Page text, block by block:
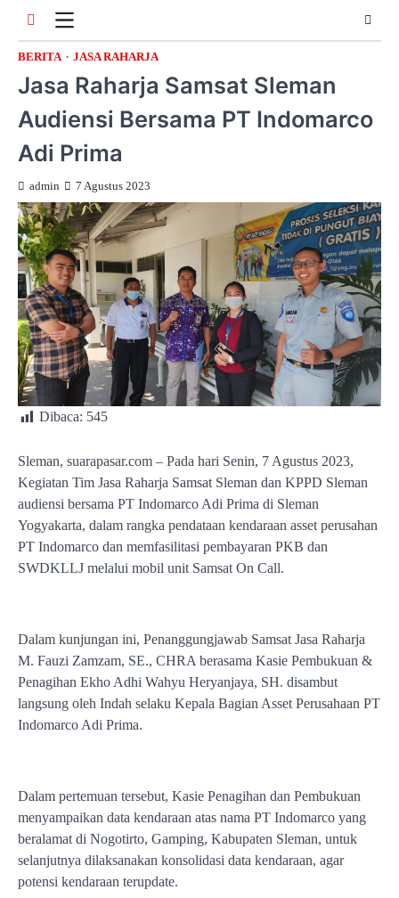
contentBERITA JASA RAHARJA
Jasa Raharja Samsat Sleman
Audiensi Bersama PT Indomarco
Adi Prima
admin 7 Agustus 2023
Dibaca: 545
Sleman, suarapasar.com – Pada hari Senin, 7 Agustus 2023,
Kegiatan Tim Jasa Raharja Samsat Sleman dan KPPD Sleman
audiensi bersama PT Indomarco Adi Prima di Sleman
Yogyakarta, dalam rangka pendataan kendaraan asset perusahan
PT Indomarco dan memfasilitasi pembayaran PKB dan
SWDKLLJ melalui mobil unit Samsat On Call.
Dalam kunjungan ini, Penanggungjawab Samsat Jasa Raharja
M. Fauzi Zamzam, SE., CHRA berasama Kasie Pembukuan &
Penagihan Ekho Adhi Wahyu Heryanjaya, SH. disambut
langsung oleh Indah selaku Kepala Bagian Asset Perusahaan PT
Indomarco Adi Prima.
Dalam pertemuan tersebut, Kasie Penagihan dan Pembukuan
menyampaikan data kendaraan atas nama PT Indomarco yang
beralamat di Nogotirto, Gamping, Kabupaten Sleman, untuk
selanjutnya dilaksanakan konsolidasi data kendaraan, agar
potensi kendaraan terupdate.